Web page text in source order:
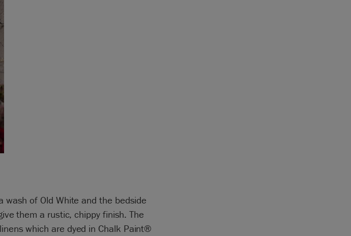
wash of Old White and the bedside
them a rustic, chippy finish. The
which are dyed in Chalk Paint®